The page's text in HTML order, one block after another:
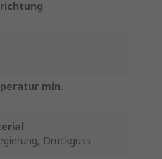
min.
Druckguss